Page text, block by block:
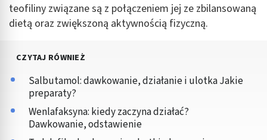
teofiliny związane są z połączeniem jej ze zbilansowaną
dietą oraz zwiększoną aktywnością fizyczną.
CZYTAJ RÓWNIEŻ
Salbutamol: dawkowanie, działanie i ulotka Jakie
preparaty?
Wenlafaksyna: kiedy zaczyna działać?
Dawkowanie, odstawienie